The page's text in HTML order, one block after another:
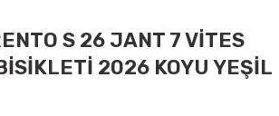
S 26 JANT 7 VİTES
2026 KOYU YEŞİL